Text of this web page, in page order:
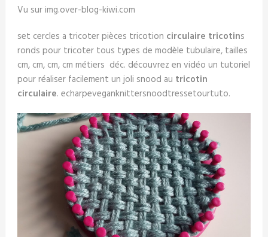
Vu sur img.over-blog-kiwi.com
set cercles a tricoter pièces tricotion circulaire tricotins
ronds pour tricoter tous types de modèle tubulaire, tailles
cm, cm, cm, cm métiers déc. découvrez en vidéo un tutoriel
pour réaliser facilement un joli snood au tricotin
circulaire. echarpeveganknittersnoodtressetourtuto.